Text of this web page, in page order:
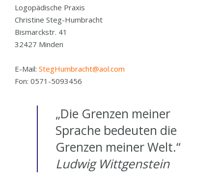
Logopädische Praxis
Christine Steg-Humbracht
Bismarckstr. 41
32427 Minden
E-Mail: StegHumbracht@aol.com
Fon: 0571-5093456
„Die Grenzen meiner
Sprache bedeuten die
Grenzen meiner Welt.“
Ludwig Wittgenstein